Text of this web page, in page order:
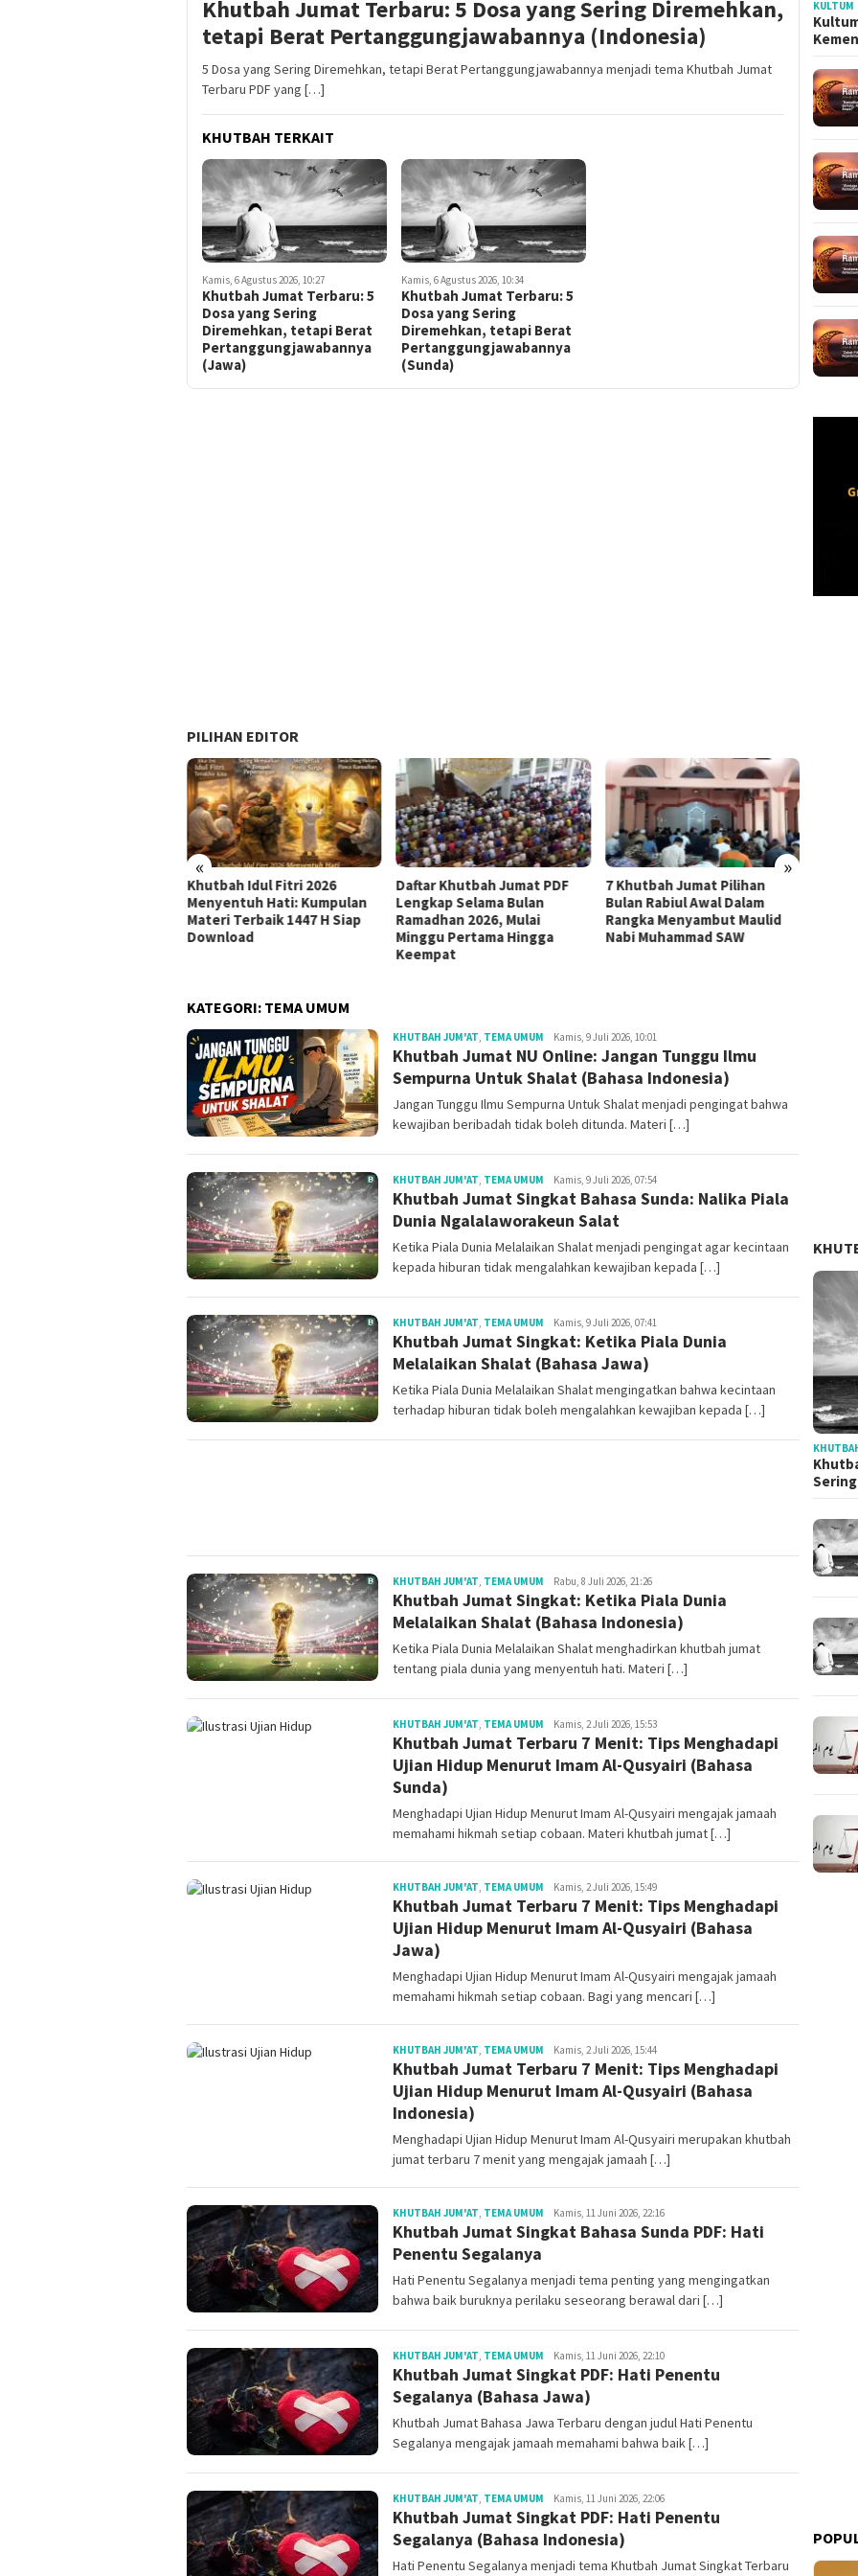
Khutbah Jumat Terbaru: 5 Dosa yang Sering Diremehkan,
tetapi Berat Pertanggungjawabannya (Indonesia)
5 Dosa yang Sering Diremehkan, tetapi Berat Pertanggungjawabannya menjadi tema Khutbah Jumat
Terbaru PDF yang […]
KHUTBAH TERKAIT
Kamis, 6 Agustus 2026, 10:27
Khutbah Jumat Terbaru: 5
Dosa yang Sering
Diremehkan, tetapi Berat
Pertanggungjawabannya
(Jawa)
Kamis, 6 Agustus 2026, 10:34
Khutbah Jumat Terbaru: 5
Dosa yang Sering
Diremehkan, tetapi Berat
Pertanggungjawabannya
(Sunda)
PILIHAN EDITOR
« »
Khutbah Idul Fitri 2026
Menyentuh Hati: Kumpulan
Materi Terbaik 1447 H Siap
Download
Daftar Khutbah Jumat PDF
Lengkap Selama Bulan
Ramadhan 2026, Mulai
Minggu Pertama Hingga
Keempat
7 Khutbah Jumat Pilihan
Bulan Rabiul Awal Dalam
Rangka Menyambut Maulid
Nabi Muhammad SAW
KATEGORI: TEMA UMUM
KHUTBAH JUM'AT, TEMA UMUM Redaksi
Kamis, 9 Juli 2026, 10:01
Khutbah Jumat NU Online: Jangan Tunggu Ilmu
Sempurna Untuk Shalat (Bahasa Indonesia)
Jangan Tunggu Ilmu Sempurna Untuk Shalat menjadi pengingat bahwa
kewajiban beribadah tidak boleh ditunda. Materi […]
KHUTBAH JUM'AT, TEMA UMUM Redaksi
Kamis, 9 Juli 2026, 07:54
Khutbah Jumat Singkat Bahasa Sunda: Nalika Piala
Dunia Ngalalaworakeun Salat
Ketika Piala Dunia Melalaikan Shalat menjadi pengingat agar kecintaan
kepada hiburan tidak mengalahkan kewajiban kepada […]
KHUTBAH JUM'AT, TEMA UMUM Redaksi
Kamis, 9 Juli 2026, 07:41
Khutbah Jumat Singkat: Ketika Piala Dunia
Melalaikan Shalat (Bahasa Jawa)
Ketika Piala Dunia Melalaikan Shalat mengingatkan bahwa kecintaan
terhadap hiburan tidak boleh mengalahkan kewajiban kepada […]
KHUTBAH JUM'AT, TEMA UMUM Redaksi
Rabu, 8 Juli 2026, 21:26
Khutbah Jumat Singkat: Ketika Piala Dunia
Melalaikan Shalat (Bahasa Indonesia)
Ketika Piala Dunia Melalaikan Shalat menghadirkan khutbah jumat
tentang piala dunia yang menyentuh hati. Materi […]
KHUTBAH JUM'AT, TEMA UMUM Redaksi
Kamis, 2 Juli 2026, 15:53
Khutbah Jumat Terbaru 7 Menit: Tips Menghadapi
Ujian Hidup Menurut Imam Al-Qusyairi (Bahasa
Sunda)
Menghadapi Ujian Hidup Menurut Imam Al-Qusyairi mengajak jamaah
memahami hikmah setiap cobaan. Materi khutbah jumat […]
KHUTBAH JUM'AT, TEMA UMUM Redaksi
Kamis, 2 Juli 2026, 15:49
Khutbah Jumat Terbaru 7 Menit: Tips Menghadapi
Ujian Hidup Menurut Imam Al-Qusyairi (Bahasa
Jawa)
Menghadapi Ujian Hidup Menurut Imam Al-Qusyairi mengajak jamaah
memahami hikmah setiap cobaan. Bagi yang mencari […]
KHUTBAH JUM'AT, TEMA UMUM Redaksi
Kamis, 2 Juli 2026, 15:44
Khutbah Jumat Terbaru 7 Menit: Tips Menghadapi
Ujian Hidup Menurut Imam Al-Qusyairi (Bahasa
Indonesia)
Menghadapi Ujian Hidup Menurut Imam Al-Qusyairi merupakan khutbah
jumat terbaru 7 menit yang mengajak jamaah […]
KHUTBAH JUM'AT, TEMA UMUM Redaksi
Kamis, 11 Juni 2026, 22:16
Khutbah Jumat Singkat Bahasa Sunda PDF: Hati
Penentu Segalanya
Hati Penentu Segalanya menjadi tema penting yang mengingatkan
bahwa baik buruknya perilaku seseorang berawal dari […]
KHUTBAH JUM'AT, TEMA UMUM Redaksi
Kamis, 11 Juni 2026, 22:10
Khutbah Jumat Singkat PDF: Hati Penentu
Segalanya (Bahasa Jawa)
Khutbah Jumat Bahasa Jawa Terbaru dengan judul Hati Penentu
Segalanya mengajak jamaah memahami bahwa baik […]
KHUTBAH JUM'AT, TEMA UMUM Redaksi
Kamis, 11 Juni 2026, 22:06
Khutbah Jumat Singkat PDF: Hati Penentu
Segalanya (Bahasa Indonesia)
Hati Penentu Segalanya menjadi tema Khutbah Jumat Singkat Terbaru
KULTUM